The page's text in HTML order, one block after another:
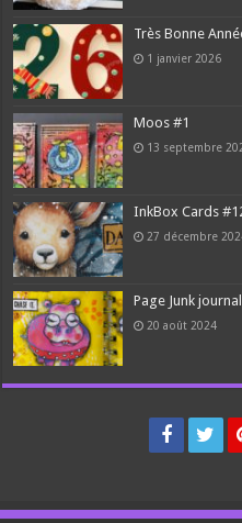
Très Bonne
1 janvier 2026
Moos #1
13 septembre
InkBox Cards
27 décembre
Page Junk
20 août 2024